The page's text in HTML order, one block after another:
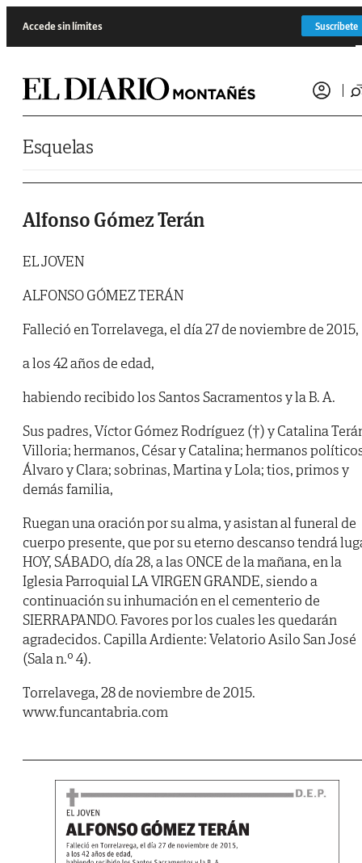
Accede sin límites Suscríbete
Esquelas
Alfonso Gómez Terán
EL JOVEN
ALFONSO GÓMEZ TERÁN
Falleció en Torrelavega, el día 27 de noviembre de 2015,
a los 42 años de edad,
habiendo recibido los Santos Sacramentos y la B. A.
Sus padres, Víctor Gómez Rodríguez (†) y Catalina
Villoria; hermanos, César y Catalina; hermanos
Álvaro y Clara; sobrinas, Martina y Lola; tios, primos y
demás familia,
Ruegan una oración por su alma, y asistan al funeral de
cuerpo presente, que por su eterno descanso tendrá
HOY, SÁBADO, día 28, a las ONCE de la mañana, en la
Iglesia Parroquial LA VIRGEN GRANDE, siendo a
continuación su inhumación en el cementerio de
SIERRAPANDO. Favores por los cuales les quedarán
agradecidos. Capilla Ardiente: Velatorio Asilo San José
(Sala n.º 4).
Torrelavega, 28 de noviembre de 2015.
www.funcantabria.com